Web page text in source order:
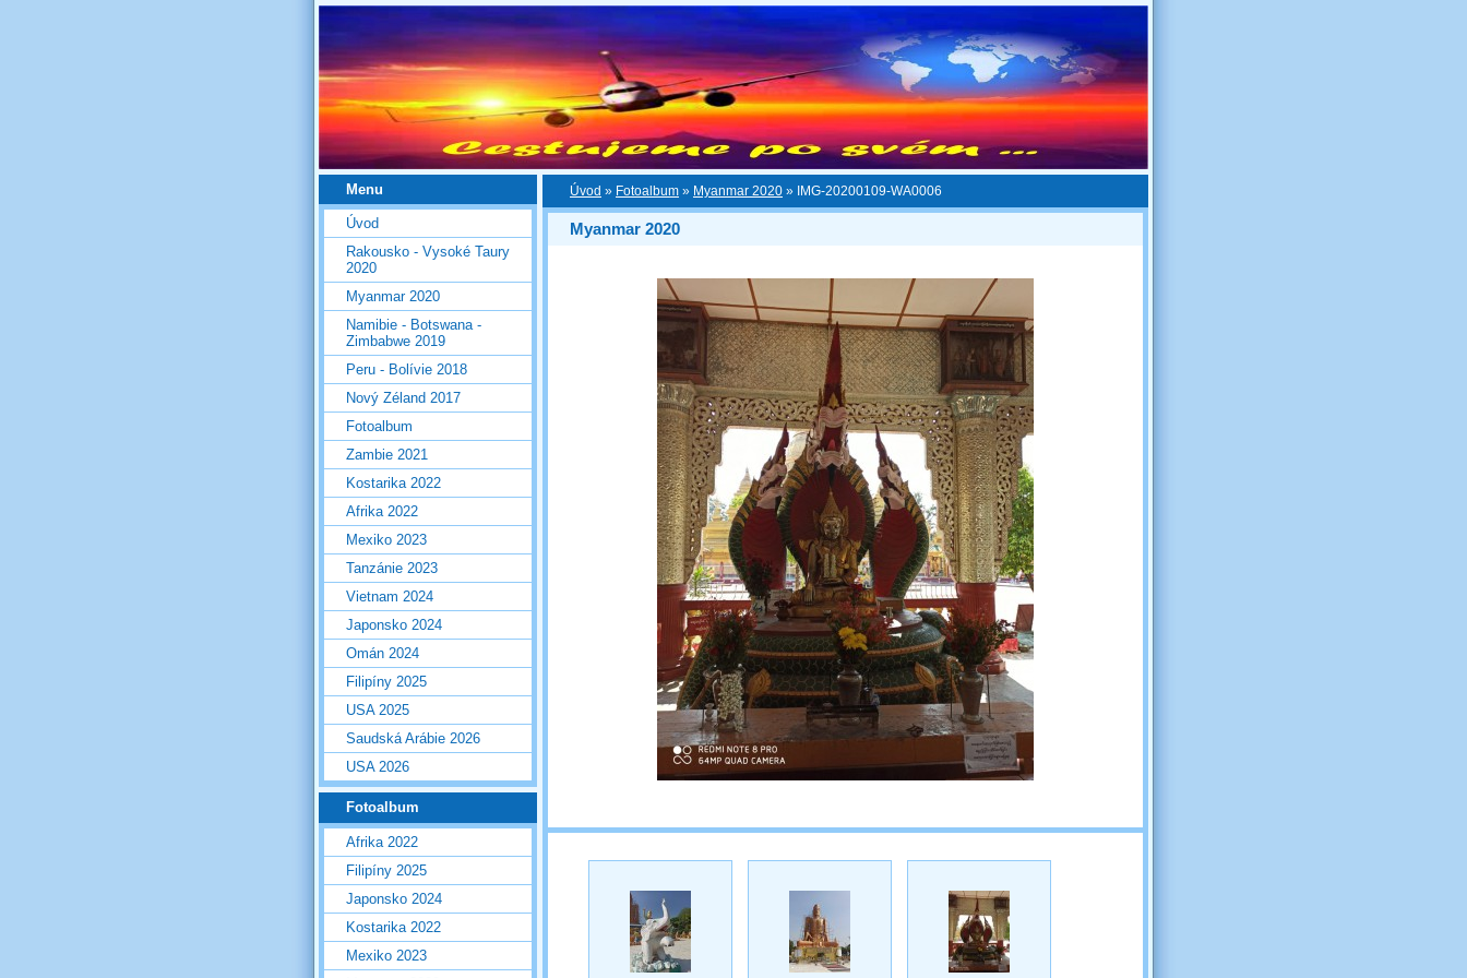
Úvod » Fotoalbum » Myanmar 2020 » IMG-20200109-WA0006
Myanmar 2020
Menu
Úvod
Rakousko - Vysoké Taury
2020
Myanmar 2020
Namibie - Botswana -
Zimbabwe 2019
Peru - Bolívie 2018
Nový Zéland 2017
Fotoalbum
Zambie 2021
Kostarika 2022
Afrika 2022
Mexiko 2023
Tanzánie 2023
Vietnam 2024
Japonsko 2024
Omán 2024
Filipíny 2025
USA 2025
Saudská Arábie 2026
USA 2026
Fotoalbum
Afrika 2022
Filipíny 2025
Japonsko 2024
Kostarika 2022
Mexiko 2023